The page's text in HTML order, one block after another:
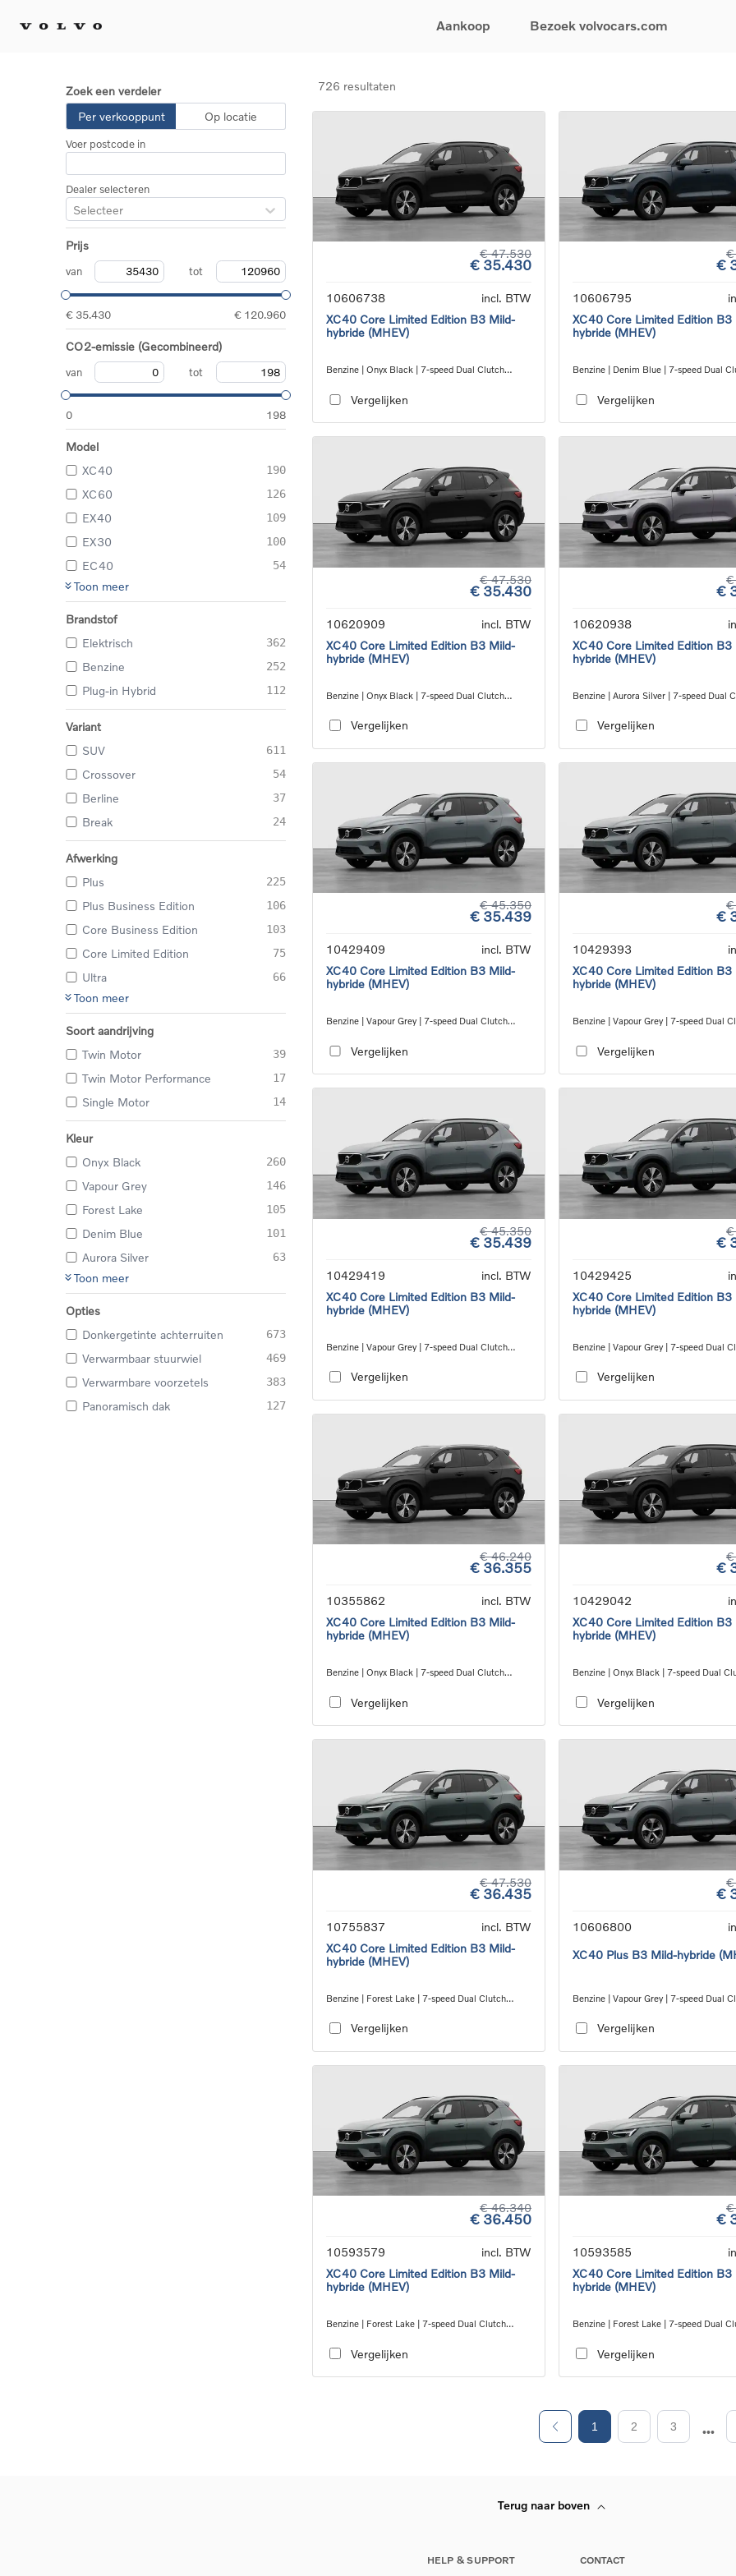
Aankoop
EX40
EC40
EX90
ES90
XC40
Plug-inhybride auto's
Mild hybrid auto's
Break
Sedan
Bezoek volvocars.com
Tijdelijke aanbiedingen
Gecertificeerde
tweedehandswagens
Fleet & Bedrijfswagens
Diplomatic & Special sales
Verzekeringen
Onderhoud &
Overname van uw
Volvo Support
Garantie
24/7
Zoek een verdeler
Per verkooppunt
Op locatie
Voer postcode in
Dealer selecteren
Selecteer
Prijs
van tot
€ 35.430 € 120.960
CO2-emissie (Gecombineerd)
van tot
0 198
Model
XC40
190
XC60 126
EX40 109
EX30 100
EC40 54
Toon meer
Brandstof
Elektrisch
362
Benzine 252
Plug-in Hybrid 112
Variant
SUV
611
Crossover 54
Berline 37
Break 24
Afwerking
Plus
225
Plus Business Edition 106
Core Business Edition 103
Core Limited Edition 75
Ultra 66
Toon meer
Soort aandrijving
Twin Motor
39
Twin Motor Performance 17
Single Motor 14
Kleur
Onyx Black
260
Vapour Grey 146
Forest Lake 105
Denim Blue 101
Aurora Silver 63
Toon meer
Opties
Donkergetinte achterruiten
673
Verwarmbaar stuurwiel 469
Verwarmbare voorzetels 383
Panoramisch dak 127
726 resultaten
€ 47.530
€ 35.430
10606738
incl. BTW
XC40 Core Limited Edition B3 Mild-
hybride (MHEV)
Benzine | Onyx Black | 7-speed Dual Clutch
Vergelijken
€
€
10606795
XC40 Core Limited Edition B3
hybride (MHEV)
Benzine | Denim Blue | 7-speed Dual
Vergelijken
€ 47.530
€ 35.430
10620909
incl. BTW
XC40 Core Limited Edition B3 Mild-
hybride (MHEV)
Benzine | Onyx Black | 7-speed Dual Clutch
Vergelijken
€
€
10620938
XC40 Core Limited Edition B3
hybride (MHEV)
Benzine | Aurora Silver | 7-speed Dual
Vergelijken
€ 45.350
€ 35.439
10429409
incl. BTW
XC40 Core Limited Edition B3 Mild-
hybride (MHEV)
Benzine | Vapour Grey | 7-speed Dual Clutch
Vergelijken
€
€
10429393
XC40 Core Limited Edition B3
hybride (MHEV)
Benzine | Vapour Grey | 7-speed Dual
Vergelijken
€ 45.350
€ 35.439
10429419
incl. BTW
XC40 Core Limited Edition B3 Mild-
hybride (MHEV)
Benzine | Vapour Grey | 7-speed Dual Clutch
Vergelijken
€
€
10429425
XC40 Core Limited Edition B3
hybride (MHEV)
Benzine | Vapour Grey | 7-speed Dual
Vergelijken
€ 46.240
€ 36.355
10355862
incl. BTW
XC40 Core Limited Edition B3 Mild-
hybride (MHEV)
Benzine | Onyx Black | 7-speed Dual Clutch
Vergelijken
€
€
10429042
XC40 Core Limited Edition B3
hybride (MHEV)
Benzine | Onyx Black | 7-speed Dual
Vergelijken
€ 47.530
€ 36.435
10755837
incl. BTW
XC40 Core Limited Edition B3 Mild-
hybride (MHEV)
Benzine | Forest Lake | 7-speed Dual Clutch
Vergelijken
€
€
10606800
XC40 Plus B3 Mild-hybride
Benzine | Vapour Grey | 7-speed Dual
Vergelijken
€ 46.340
€ 36.450
10593579
incl. BTW
XC40 Core Limited Edition B3 Mild-
hybride (MHEV)
Benzine | Forest Lake | 7-speed Dual Clutch
Vergelijken
€
€
10593585
XC40 Core Limited Edition B3
hybride (MHEV)
Benzine | Forest Lake | 7-speed Dual
Vergelijken
1 2 3
Terug naar boven
HELP & SUPPORT CONTACT